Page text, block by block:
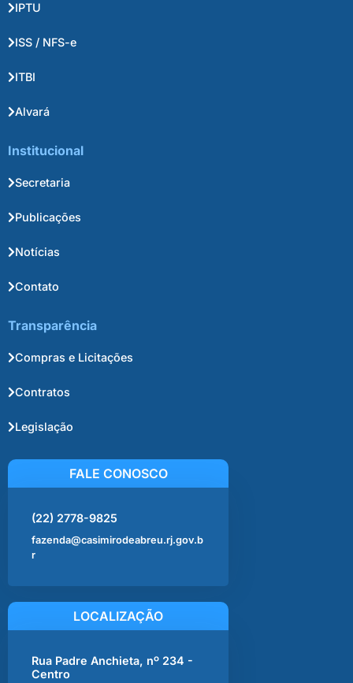
IPTU
ISS / NFS-e
ITBI
Alvará
Institucional
Secretaria
Publicações
Notícias
Contato
Transparência
Compras e Licitações
Contratos
Legislação
FALE CONOSCO
(22) 2778-9825
fazenda@casimirodeabreu.rj.gov.b
r
LOCALIZAÇÃO
Rua Padre Anchieta, nº 234 -
Centro